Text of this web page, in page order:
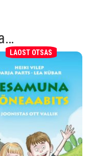
LAOST OTSAS